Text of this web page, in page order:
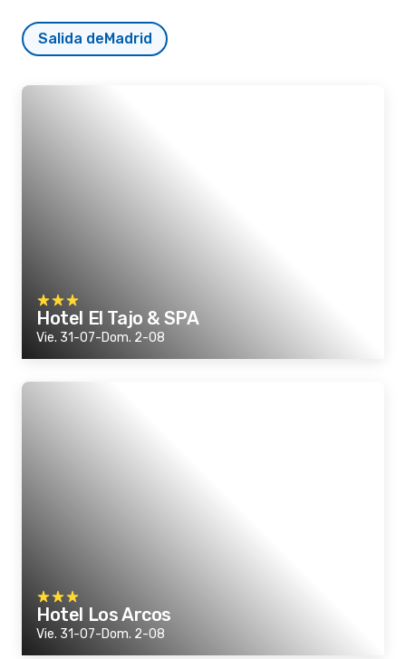
Salida de Madrid
Hotel El Tajo & SPA
Vie. 31-07-Dom. 2-08
Hotel Los Arcos
Vie. 31-07-Dom. 2-08